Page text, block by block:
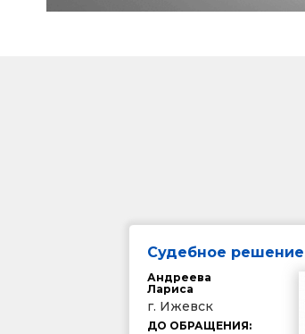
Судебное решение
Андреева
Лариса
г. Ижевск
ДО ОБРАЩЕНИЯ: